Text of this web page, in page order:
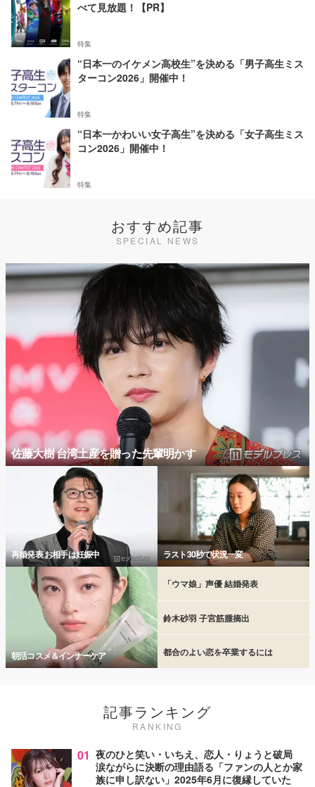
べて見放題！【PR】
特集
“日本一のイケメン高校生”を決める「男子高生ミス
ターコン2026」開催中！
特集
“日本一かわいい女子高生”を決める「女子高生ミス
コン2026」開催中！
特集
おすすめ記事
SPECIAL NEWS
佐藤大樹 台湾土産を贈った先輩明かす
再婚発表 お相手は妊娠中 ラスト30秒で状況一変
朝活コスメ＆インナーケア
「ウマ娘」声優 結婚発表
鈴木砂羽 子宮筋腫摘出
都合のよい恋を卒業するには
記事ランキング
RANKING
01 夜のひと笑い・いちえ、恋人・りょうと破局
涙ながらに決断の理由語る「ファンの人とか家
族に申し訳ない」2025年6月に復縁していた